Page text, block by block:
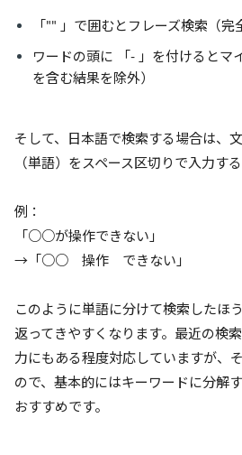
「"" 」で囲むとフレーズ検索（完
ワードの頭に 「- 」を付けるとマ
を含む結果を除外）
そして、日本語で検索する場合は、
（単語）をスペース区切りで入力す
例：
「○○が操作できない」
→「○○ 操作 できない」
このように単語に分けて検索したほ
返ってきやすくなります。最近の検
力にもある程度対応していますが、
ので、基本的にはキーワードに分解
おすすめです。